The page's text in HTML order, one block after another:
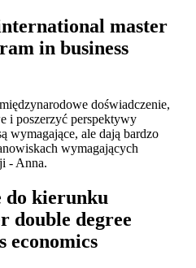
master
in business
doświadczenie,
i poszerzyć perspektywy
wymagające, ale dają bardzo
wymagających
- Anna.
kierunku
double degree
economics